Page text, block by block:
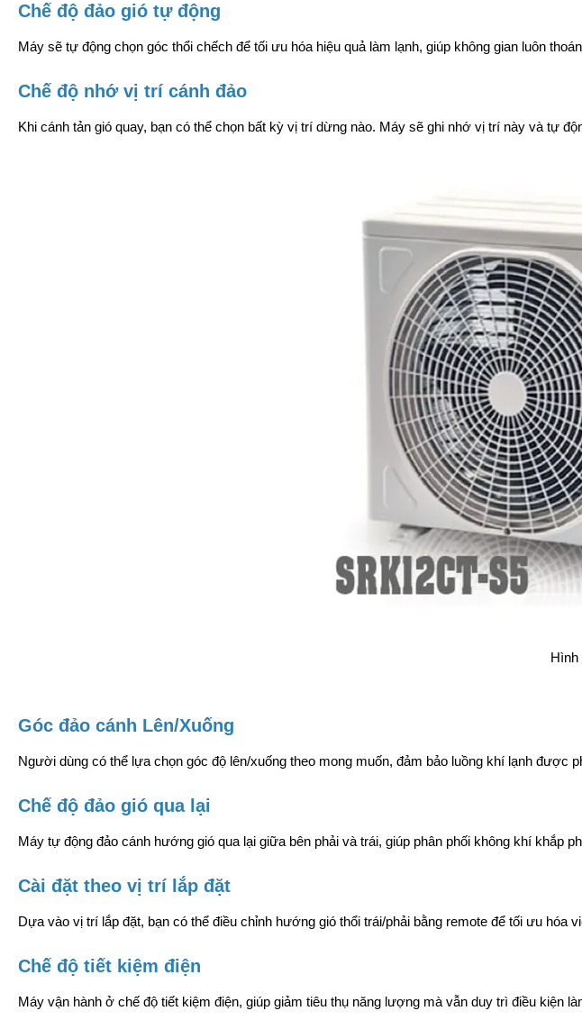
Chế độ đảo gió tự động
Máy sẽ tự động chọn góc thổi chếch để tối ưu hóa hiệu quả làm lạnh, giúp không gian luôn
Chế độ nhớ vị trí cánh đảo
Khi cánh tản gió quay, bạn có thể chọn bất kỳ vị trí dừng nào. Máy sẽ ghi nhớ vị trí này và tự
Hình
Góc đảo cánh Lên/Xuống
Người dùng có thể lựa chọn góc độ lên/xuống theo mong muốn, đảm bảo luồng khí lạnh được
Chế độ đảo gió qua lại
Máy tự động đảo cánh hướng gió qua lại giữa bên phải và trái, giúp phân phối không khí khắp
Cài đặt theo vị trí lắp đặt
Dựa vào vị trí lắp đặt, bạn có thể điều chỉnh hướng gió thổi trái/phải bằng remote để tối ưu hóa
Chế độ tiết kiệm điện
Máy vận hành ở chế độ tiết kiệm điện, giúp giảm tiêu thụ năng lượng mà vẫn duy trì điều kiện